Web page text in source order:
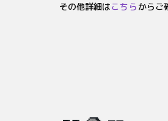
その他詳細はこちら からご